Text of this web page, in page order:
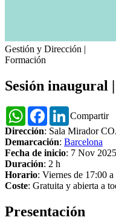
Gestión y Dirección |
Formación
Sesión inaugural
Compartir
WhatsAppFacebookLinkedIn
Dirección: Sala Mirador
Demarcación: Barcelona
Fecha de inicio: 7 Nov 2025
Duración: 2 h
Horario: Viernes de 17:00
Coste: Gratuita y abierta a
Presentación